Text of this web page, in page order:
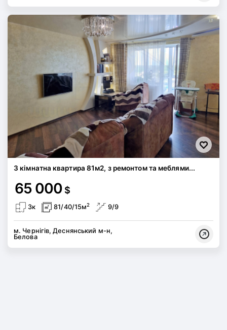
3 кімнатна квартира 81м2, з ремонтом та меблями...
65 000 $
3к 81/40/15м2 9/9
м. Чернігів, Деснянський м-н,
Белова